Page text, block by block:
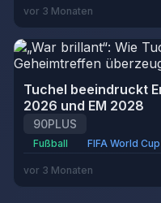
vor 3 Monaten
Tuchel beeindruckt
2026 und EM 2028
90PLUS
Fußball FIFA World Cup
vor 3 Monaten